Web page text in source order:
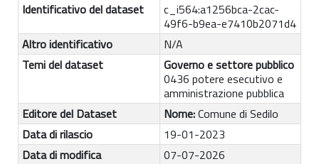
Identificativo del dataset
c_i564:a1256bca-2cac-
49f6-b9ea-e7410b2071d4
Altro identificativo
N/A
Temi del dataset
Governo e settore pubblico
0436 potere esecutivo e
amministrazione pubblica
Editore del Dataset
Nome:Comune di Sedilo
Data di rilascio
19-01-2023
Data di modifica
07-07-2026